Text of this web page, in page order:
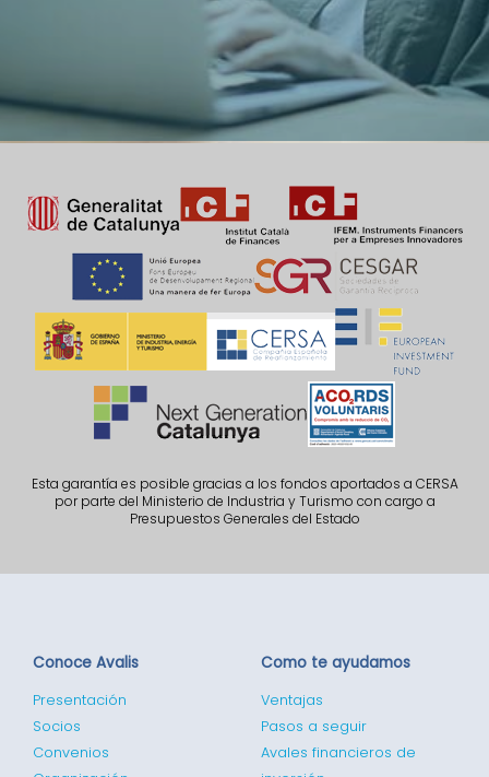
Esta garantía es posible gracias a los fondos aportados a CERSA
por parte del Ministerio de Industria y Turismo con cargo a
Presupuestos Generales del Estado
Conoce Avalis
Presentación
Socios
Convenios
Como te ayudamos
Ventajas
Pasos a seguir
Avales financieros de